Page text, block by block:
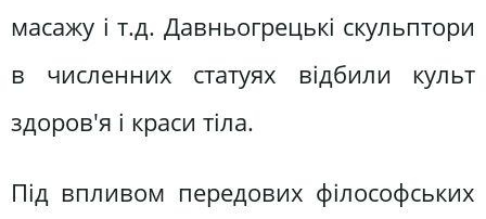
масажу і т.д. Давньогрецькі скульптори
в численних статуях відбили культ
здоров'я і краси тіла.
Під впливом передових філософських